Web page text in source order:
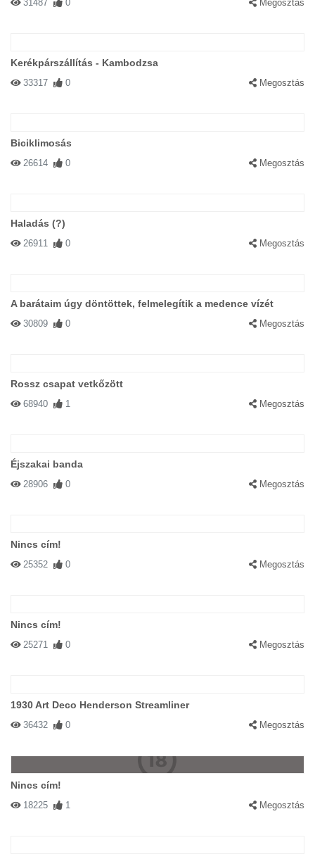
31487 0 Megosztás
Kerékpárszállítás - Kambodzsa
33317 0 Megosztás
Biciklimosás
26614 0 Megosztás
Haladás (?)
26911 0 Megosztás
A barátaim úgy döntöttek, felmelegítik a medence vízét
30809 0 Megosztás
Rossz csapat vetkőzött
68940 1 Megosztás
Éjszakai banda
28906 0 Megosztás
Nincs cím!
25352 0 Megosztás
Nincs cím!
25271 0 Megosztás
1930 Art Deco Henderson Streamliner
36432 0 Megosztás
Nincs cím!
18225 1 Megosztás